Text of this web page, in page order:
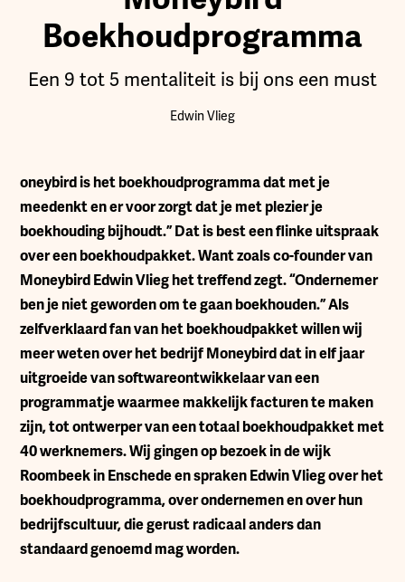
Boekhoudprogramma
Een 9 tot 5 mentaliteit is bij ons een must
Edwin Vlieg
oneybird is het boekhoudprogramma dat met je
meedenkt en er voor zorgt dat je met plezier je
boekhouding bijhoudt.” Dat is best een flinke uitspraak
over een boekhoudpakket. Want zoals co-founder van
Moneybird Edwin Vlieg het treffend zegt. “Ondernemer
ben je niet geworden om te gaan boekhouden.” Als
zelfverklaard fan van het boekhoudpakket willen wij
meer weten over het bedrijf Moneybird dat in elf jaar
uitgroeide van softwareontwikkelaar van een
programmatje waarmee makkelijk facturen te maken
zijn, tot ontwerper van een totaal boekhoudpakket met
40 werknemers. Wij gingen op bezoek in de wijk
Roombeek in Enschede en spraken Edwin Vlieg over het
boekhoudprogramma, over ondernemen en over hun
bedrijfscultuur, die gerust radicaal anders dan
standaard genoemd mag worden.